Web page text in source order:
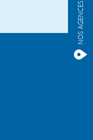
NOS AGENCES